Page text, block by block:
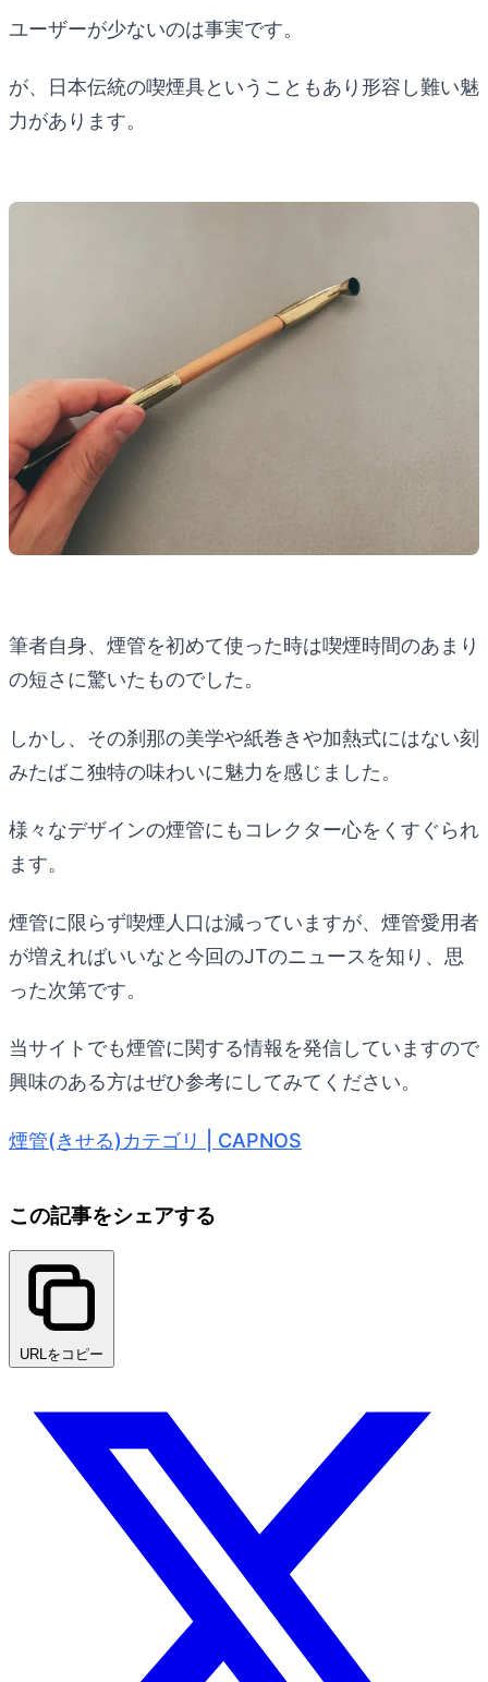
ユーザーが少ないのは事実です。
が、日本伝統の喫煙具ということもあり形容し難い魅
力があります。
筆者自身、煙管を初めて使った時は喫煙時間のあまり
の短さに驚いたものでした。
しかし、その刹那の美学や紙巻きや加熱式にはない刻
みたばこ独特の味わいに魅力を感じました。
様々なデザインの煙管にもコレクター心をくすぐられ
ます。
煙管に限らず喫煙人口は減っていますが、煙管愛用者
が増えればいいなと今回のJTのニュースを知り、思
った次第です。
当サイトでも煙管に関する情報を発信していますので
興味のある方はぜひ参考にしてみてください。
煙管(きせる)カテゴリ | CAPNOS
この記事をシェアする
URLをコピー